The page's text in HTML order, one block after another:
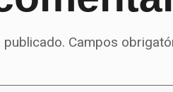
publicado. Campos